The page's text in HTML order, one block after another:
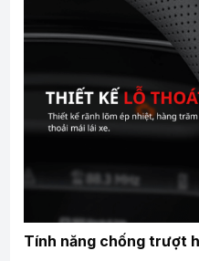
Tính năng chống trượt